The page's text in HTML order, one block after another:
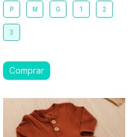
P M G 1 2
3